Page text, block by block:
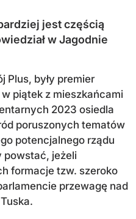
jest częścią
w Jagodnie
Plus, były premier
w piątek z mieszkańcami
2023 osiedla
poruszonych tematów
potencjalnego rządu
powstać, jeżeli
formacje tzw. szeroko
przewagę nad